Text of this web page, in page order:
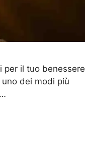
per il tuo benessere
dei modi più